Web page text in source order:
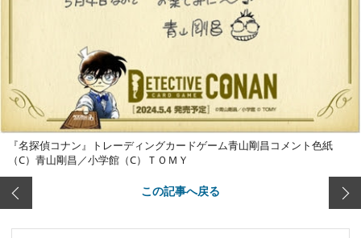
『名探偵コナン』トレーディングカードゲーム青山剛昌コメント色紙
（C）青山剛昌／小学館（C）ＴＯＭＹ
この記事へ戻る